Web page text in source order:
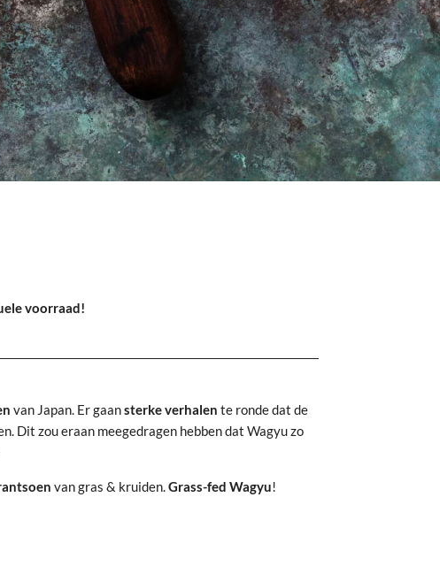
voorraad!
van Japan. Er gaansterke verhalen te ronde dat de
Dit zou eraan meegedragen hebben dat Wagyu zo
van gras & kruiden.Grass-fed Wagyu!